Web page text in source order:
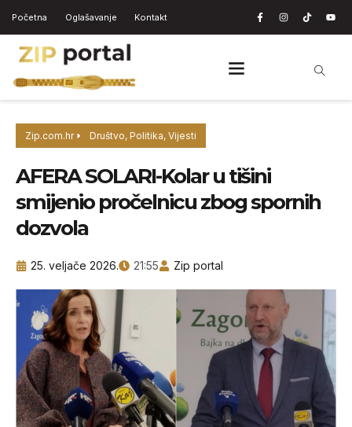
Početna Oglašavanje Kontakt
Zip.com.hr Društvo, Politika, Vijesti
AFERA SOLARI-Kolar u tišini
smijenio pročelnicu zbog spornih
dozvola
25. veljače 2026. 21:55 Zip portal